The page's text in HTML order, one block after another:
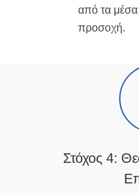
από τα
προσοχή.
Στόχος 4: